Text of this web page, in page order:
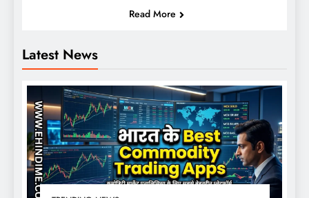
Latest News
Read More